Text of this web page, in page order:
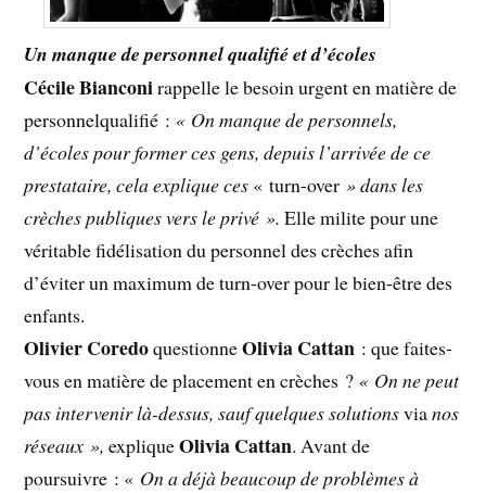
Un manque de personnel qualifié et d’écoles
Cécile Bianconirappelle le besoin urgent en matière de
personnelqualifié : « On manque de personnels,
d’écoles pour former ces gens, depuis l’arrivée de ce
prestataire, cela explique ces « turn-over» dans les
crèches publiques vers le privé ».Elle milite pour une
véritable fidélisation du personnel des crèches afin
d’éviter un maximum de turn-over pour le bien-être des
enfants.
Olivier CoredoquestionneOlivia Cattan : que faites-
vous en matière de placement en crèches ? « On ne peut
pas intervenir là-dessus, sauf quelques solutionsvianos
réseaux », expliqueOlivia Cattan. Avant de
poursuivre : « On a déjà beaucoup de problèmes à